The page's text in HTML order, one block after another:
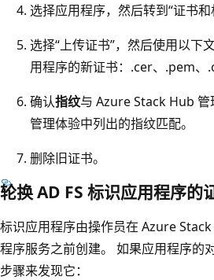
选择应用程序，然后转到“证书和
选择“上传证书”，然后使用以下
用程序的新证书：.cer、.pem、
确认指纹与 Azure Stack Hub
管理体验中列出的指纹匹配。
删除旧证书。
轮换 AD FS 标识应用程序的
标识应用程序由操作员在 Azure
程序服务之前创建。 如果应用程序的
步骤来发现它：